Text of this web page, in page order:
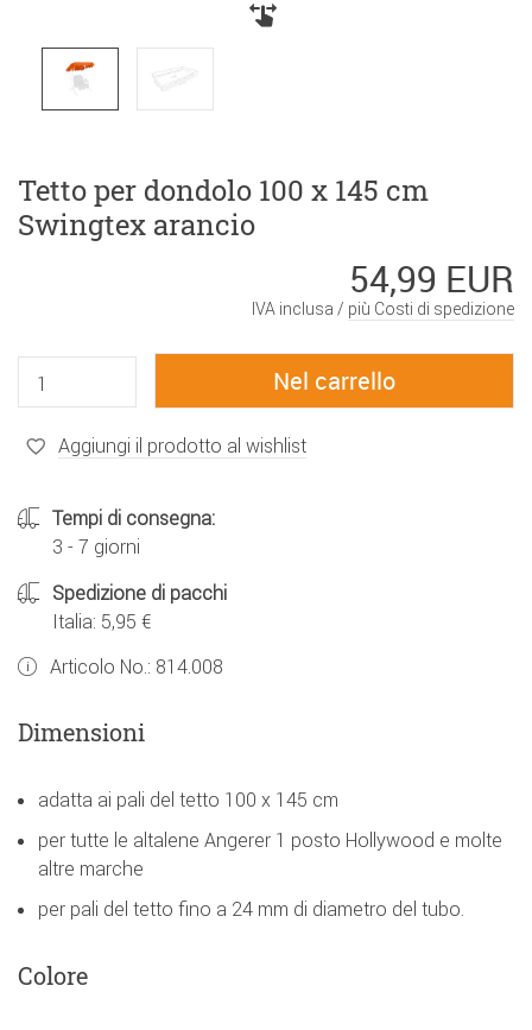
Tetto per dondolo 100 x 145 cm
Swingtex arancio
54,99 EUR
IVA inclusa / più Costi di spedizione
Aggiungi il prodotto al wishlist
Tempi di consegna:
3 - 7 giorni
Spedizione di pacchi
Italia: 5,95 €
Articolo No.: 814.008
Dimensioni
adatta ai pali del tetto 100 x 145 cm
per tutte le altalene Angerer 1 posto Hollywood e molte
altre marche
per pali del tetto fino a 24 mm di diametro del tubo.
Colore